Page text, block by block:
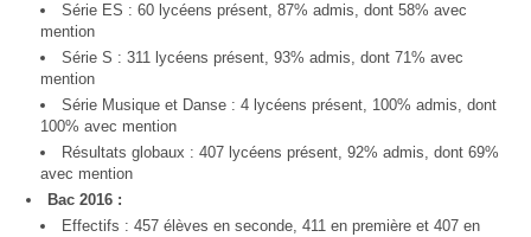
Série ES : 60 lycéens présent, 87% admis, dont 58% avec
mention
Série S : 311 lycéens présent, 93% admis, dont 71% avec
mention
Série Musique et Danse : 4 lycéens présent, 100% admis, dont
100% avec mention
Résultats globaux : 407 lycéens présent, 92% admis, dont 69%
avec mention
Bac 2016 :
Effectifs : 457 élèves en seconde, 411 en première et 407 en